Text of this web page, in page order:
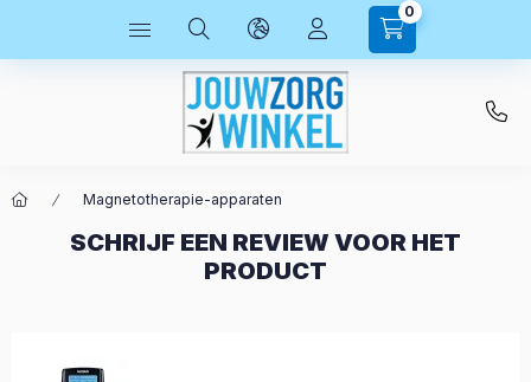
0
Magnetotherapie-apparaten
SCHRIJF EEN REVIEW VOOR HET
PRODUCT